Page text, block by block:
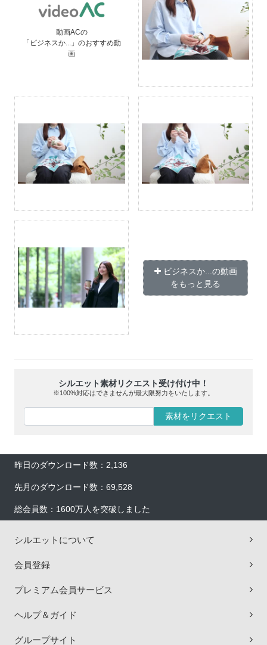
動画ACの
「ビジネスか...」のおすすめ動
画
ビジネスか...の動画
をもっと見る
シルエット素材リクエスト受け付け中！
※100%対応はできませんが最大限努力をいたします。
素材をリクエスト
昨日のダウンロード数：2,136
先月のダウンロード数：69,528
総会員数：1600万人を突破しました
シルエットについて
会員登録
プレミアム会員サービス
ヘルプ＆ガイド
グループサイト